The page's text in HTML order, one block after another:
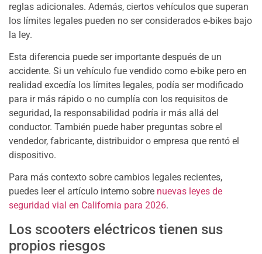
reglas adicionales. Además, ciertos vehículos que superan
los límites legales pueden no ser considerados e-bikes bajo
la ley.
Esta diferencia puede ser importante después de un
accidente. Si un vehículo fue vendido como e-bike pero en
realidad excedía los límites legales, podía ser modificado
para ir más rápido o no cumplía con los requisitos de
seguridad, la responsabilidad podría ir más allá del
conductor. También puede haber preguntas sobre el
vendedor, fabricante, distribuidor o empresa que rentó el
dispositivo.
Para más contexto sobre cambios legales recientes,
puedes leer el artículo interno sobre nuevas leyes de
seguridad vial en California para 2026.
Los scooters eléctricos tienen sus
propios riesgos